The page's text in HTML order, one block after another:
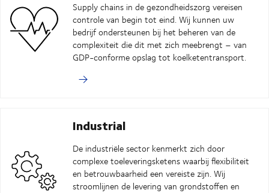
Supply chains in de gezondheidszorg vereisen
controle van begin tot eind. Wij kunnen uw
bedrijf ondersteunen bij het beheren van de
complexiteit die dit met zich meebrengt – van
GDP-conforme opslag tot koelketentransport.
Industrial
De industriële sector kenmerkt zich door
complexe toeleveringsketens waarbij flexibiliteit
en betrouwbaarheid een vereiste zijn. Wij
stroomlijnen de levering van grondstoffen en